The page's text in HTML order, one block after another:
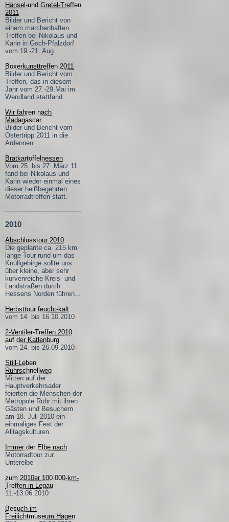
Hänsel-und Gretel-Treffen
2011
Bilder und Bericht von
einem märchenhaften
Treffen bei Nikolaus und
Karin in Goch-Pfalzdorf
vom 19.-21. Aug.
Boxerkunsttreffen 2011
Bilder und Bericht vom
Treffen, das in diesem
Jahr vom 27.-29.Mai im
Wendland stattfand
Wir fahren nach
Madagascar
Bilder und Bericht vom
Ostertripp 2011 in die
Ardennen
Bratkartoffelnessen
Vom 25. bis 27. März 11
fand bei Nikolaus und
Karin wieder einmal eines
dieser heißbegehrten
Motorradtreffen statt.
2010
Abschlusstour 2010
Die geplante ca. 215 km
lange Tour rund um das
Knüllgebirge sollte uns
über kleine, aber sehr
kurvenreiche Kreis- und
Landstraßen durch
Hessens Norden führen...
Herbsttour feucht-kalt
vom 14. bis 16.10.2010
2-Ventiler-Treffen 2010
auf der Katlenburg
vom 24. bis 26.09.2010
Still-Leben
Ruhrschnellweg
Mitten auf der
Hauptverkehrsader
feierten die Menschen der
Metropole Ruhr mit ihren
Gästen und Besuchern
am 18. Juli 2010 ein
einmaliges Fest der
Alltagskulturen.
Immer der Elbe nach
Motorradtour zur
Unterelbe
zum 2010er 100.000-km-
Treffen in Legau
11.-13.06.2010
Besuch im
Freilichtmuseum Hagen